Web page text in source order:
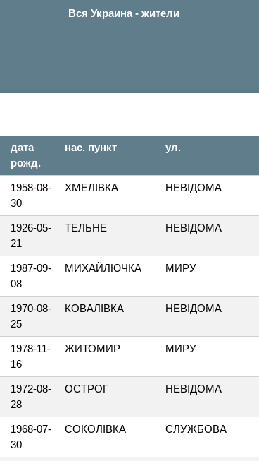
Вся Украина - жители
дата
рожд.
нас. пункт ул.
1958-08-
30
ХМЕЛІВКА НЕВІДОМА
1926-05-
21
ТЕЛЬНЕ НЕВІДОМА
1987-09-
08
МИХАЙЛЮЧКА МИРУ
1970-08-
25
КОВАЛІВКА НЕВІДОМА
1978-11-
16
ЖИТОМИР МИРУ
1972-08-
28
ОСТРОГ НЕВІДОМА
1968-07-
30
СОКОЛІВКА СЛУЖБОВА